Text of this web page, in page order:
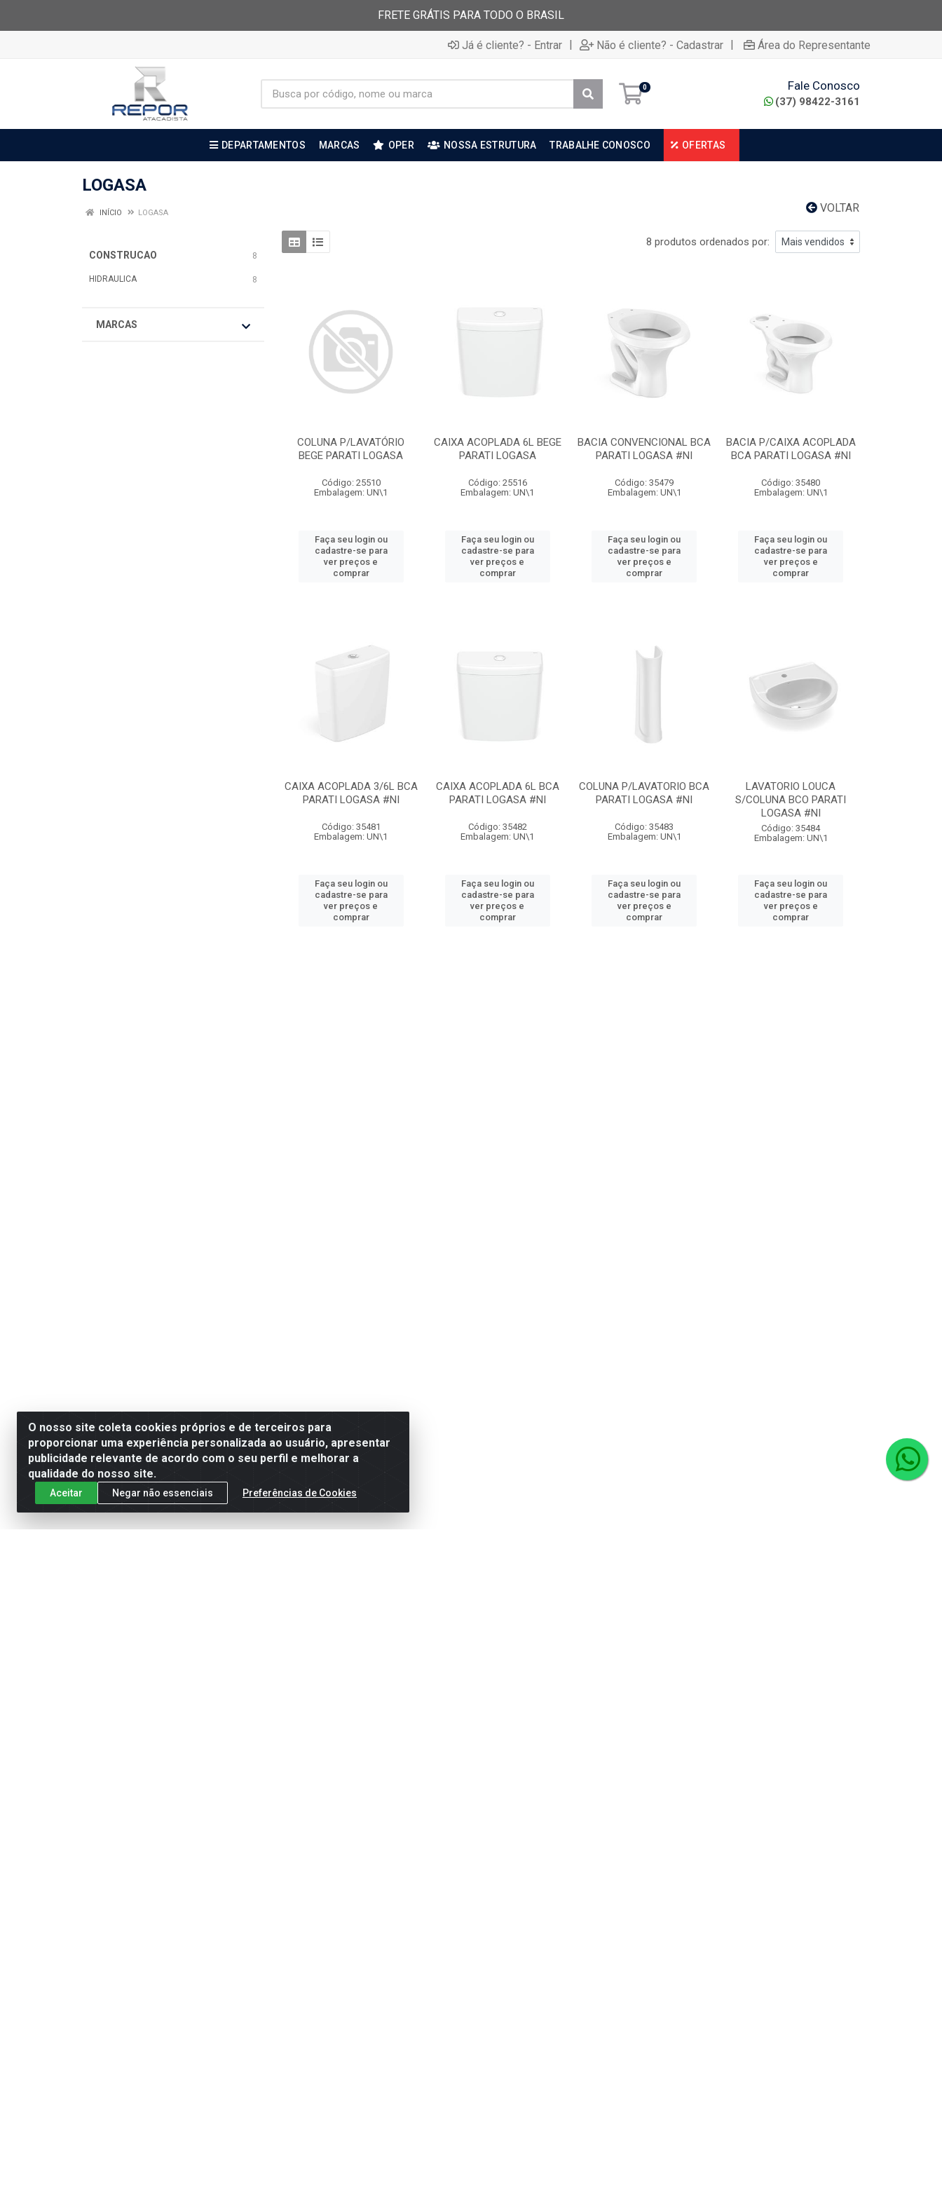
FRETE GRÁTIS PARA TODO O BRASIL
Já é cliente? - Entrar | Não é cliente? - Cadastrar | Área do Representante
0 Fale Conosco
(37) 98422-3161
DEPARTAMENTOS MARCAS OPER NOSSA ESTRUTURA TRABALHE CONOSCO OFERTAS
LOGASA
VOLTAR
INÍCIO LOGASA
CONSTRUCAO 8
HIDRAULICA 8
MARCAS
8 produtos ordenados por:
COLUNA P/LAVATÓRIO
BEGE PARATI LOGASA
Código: 25510
Embalagem: UN\1
Faça seu login ou
cadastre-se para
ver preços e
comprar
CAIXA ACOPLADA 6L BEGE
PARATI LOGASA
Código: 25516
Embalagem: UN\1
Faça seu login ou
cadastre-se para
ver preços e
comprar
BACIA CONVENCIONAL BCA
PARATI LOGASA #NI
Código: 35479
Embalagem: UN\1
Faça seu login ou
cadastre-se para
ver preços e
comprar
BACIA P/CAIXA ACOPLADA
BCA PARATI LOGASA #NI
Código: 35480
Embalagem: UN\1
Faça seu login ou
cadastre-se para
ver preços e
comprar
CAIXA ACOPLADA 3/6L BCA
PARATI LOGASA #NI
Código: 35481
Embalagem: UN\1
Faça seu login ou
cadastre-se para
ver preços e
comprar
CAIXA ACOPLADA 6L BCA
PARATI LOGASA #NI
Código: 35482
Embalagem: UN\1
Faça seu login ou
cadastre-se para
ver preços e
comprar
COLUNA P/LAVATORIO BCA
PARATI LOGASA #NI
Código: 35483
Embalagem: UN\1
Faça seu login ou
cadastre-se para
ver preços e
comprar
LAVATORIO LOUCA
S/COLUNA BCO PARATI
LOGASA #NI
Código: 35484
Embalagem: UN\1
Faça seu login ou
cadastre-se para
ver preços e
comprar
O nosso site coleta cookies próprios e de terceiros para
proporcionar uma experiência personalizada ao usuário, apresentar
publicidade relevante de acordo com o seu perfil e melhorar a
qualidade do nosso site.
Aceitar Negar não essenciais Preferências de Cookies